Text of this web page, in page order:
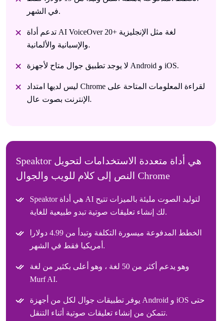
في الشهر.
تدعم أداة AI VoiceOver 20+ لغة مثل الإنجليزية
والإسبانية والألمانية.
لا يوجد تطبيق جوال متاح لأجهزة Android و iOS.
ليس لديها امتداد Chrome لقراءة المعلومات المتاحة على
الإنترنت بصوت عال.
Speaktor هي أداة متعددة الاستخدامات لتحويل
النص إلى كلام للويب والجوال Chrome
Speaktor هي أداة AI لتوليد الصوت مليئة بالميزات تتيح
لك إنشاء تعليقات صوتية تبدو طبيعية للغاية.
الخطط المدفوعة ميسورة التكلفة وتبدأ من 4.99 دولارا
أمريكيا فقط في الشهر.
وهو يدعم أكثر من 50 لغة ، وهو أعلى بكثير من لغة
Murf AI.
يوفر تطبيقات جوال لكل من أجهزة Android و iOS حتى
تتمكن من إنشاء تعليقات صوتية أثناء التنقل.